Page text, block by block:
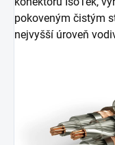
pokoveným čistým
nejvyšší úroveň